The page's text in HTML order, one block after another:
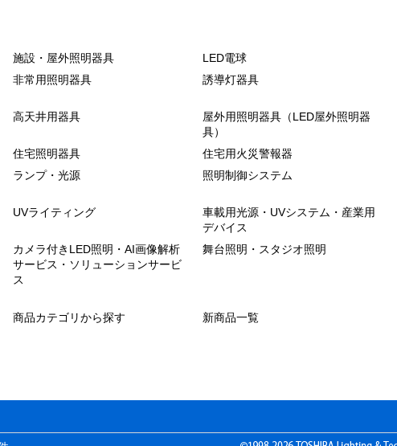
施設・屋外照明器具
LED電球
非常用照明器具 誘導灯器具
高天井用器具
屋外用照明器具（LED屋外照明器
具）
住宅照明器具
住宅用火災警報器
ランプ・光源 照明制御システム
UVライティング
車載用光源・UVシステム・産業用
デバイス
カメラ付きLED照明・AI画像解析
サービス・ソリューションサービ
ス
舞台照明・スタジオ照明
商品カテゴリから探す 新商品一覧